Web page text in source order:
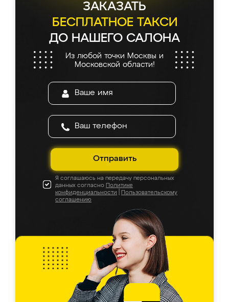
ЗАКАЗАТЬ
БЕСПЛАТНОЕ ТАКСИ
ДО НАШЕГО САЛОНА
Из любой точки Москвы и
Московской области!
Отправить
Я соглашаюсь на передачу персональных
данных согласно Политике
конфиденциальности
Пользовательскому
соглашению